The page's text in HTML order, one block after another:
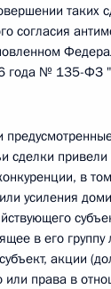
таких
согласия
года № 135-ФЗ
сделки привели
в
усиления
в его группу
акции
или права в